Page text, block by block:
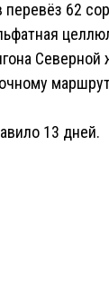
перевёз 62
Северной
13 дней.